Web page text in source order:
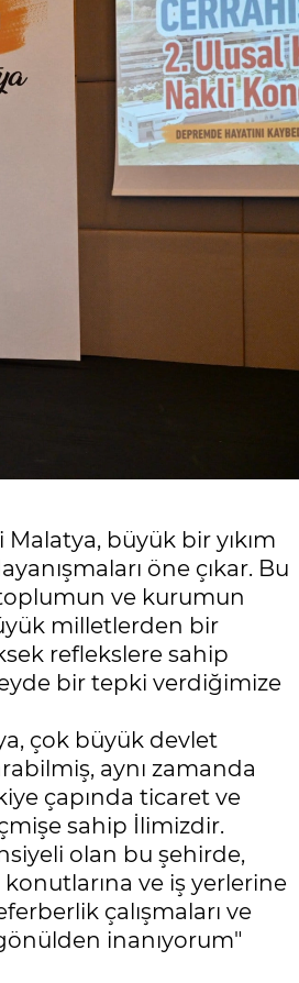
Malatya, büyük bir yıkım
öne çıkar. Bu
ve kurumun
milletlerden bir
reflekslere sahip
bir tepki verdiğimize
çok büyük devlet
aynı zamanda
çapında ticaret ve
sahip İlimizdir.
olan bu şehirde,
ve iş yerlerine
çalışmaları ve
inanıyorum"